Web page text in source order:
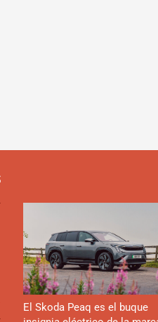
El Skoda Peaq es el buque